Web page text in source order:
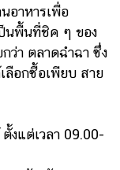
อาหารเพื่อ
นพื้นที่ชิค ๆ ของ
ว่า ตลาดฉำฉา ซึ่ง
ลือกซื้อเพียบ สาย
งแต่เวลา 09.00-